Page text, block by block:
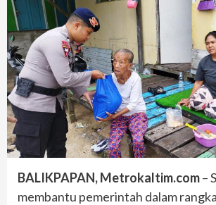
BALIKPAPAN, Metrokaltim.com–
membantu pemerintah dalam